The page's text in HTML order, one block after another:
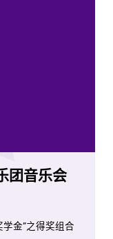
团音乐会
金”之得奖组合